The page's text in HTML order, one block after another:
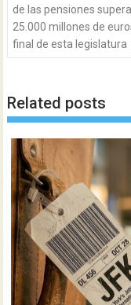
de las pensiones
25.000 millones de
final de esta legislatura
Related posts